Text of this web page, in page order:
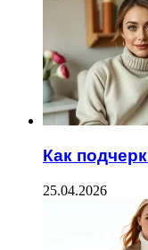
Как
25.04.2026